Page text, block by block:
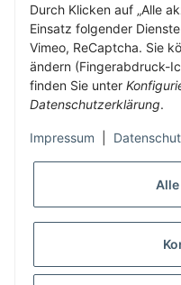
4982
Alle Preise inklusive
Durch Klicken auf „Alle
Einsatz folgender
Vimeo, ReCaptcha. Sie
ändern (Fingerabdruck-
finden Sie unter
Datenschutzerklärung.
Impressum